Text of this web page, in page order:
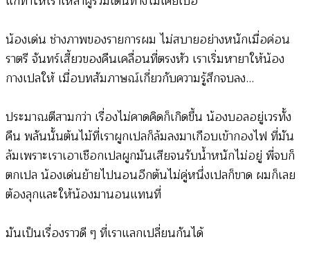
น้องเด่น ช่างภาพของรายการผม ไม่สบายอย่างหนักเมื่อค่อน
ราตรี จันทร์เสี้ยวของคืนเคลื่อนที่ตรงหัว เราเริ่มหายาให้น้อง
กางเปลให้ เมื่อบทสัมภาษณ์เกี่ยวกับความรู้สึกจบลง…
ประมาณตีสามกว่า เรื่องไม่คาดคิดก็เกิดขึ้น น้องบอลอยู่เวรทั้ง
คืน พลันนั้นต้นไม้ที่เราผูกเปลก็ล้มลงมาเกือบเข้ากองไฟ ที่มัน
ล้มเพราะเราเอาเชือกเปลผูกมันเสียจนรับน้ำหนักไม่อยู่ พี่จบก็
ตกเปล น้องเด่นย้ายไปนอนอีกต้นไม่คู่หนึ่งเปลก็ขาด ผมก็เลย
ต้องลุกและให้น้องมานอนแทนที่
มันเป็นเรื่องราวดี ๆ ที่เราแลกเปลี่ยนกันได้